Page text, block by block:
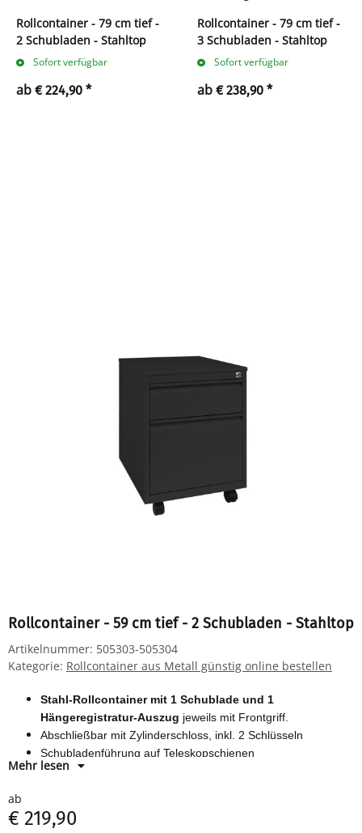
Rollcontainer - 79 cm tief -
2 Schubladen - Stahltop
Sofort verfügbar
ab € 224,90 *
Rollcontainer - 79 cm tief -
3 Schubladen - Stahltop
Sofort verfügbar
ab € 238,90 *
Rollcontainer - 59 cm tief - 2 Schubladen - Stahltop
Artikelnummer: 505303-505304
Kategorie: Rollcontainer aus Metall günstig online bestellen
Stahl-Rollcontainer mit 1 Schublade und 1
Hängeregistratur-Auszug jeweils mit Frontgriff.
Abschließbar mit Zylinderschloss, inkl. 2 Schlüsseln
Schubladenführung auf Teleskopschienen
Schubladentiefe 550 mm
Maße: 610 x 460 x 590 mm (HxBxT)
Mehr lesen
ab
€ 219,90